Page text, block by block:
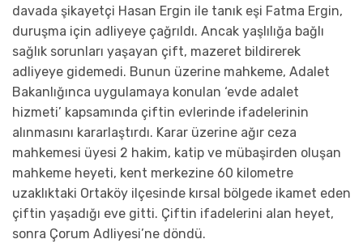
davada şikayetçi Hasan Ergin ile tanık eşi Fatma Ergin,
duruşma için adliyeye çağrıldı. Ancak yaşlılığa bağlı
sağlık sorunları yaşayan çift, mazeret bildirerek
adliyeye gidemedi. Bunun üzerine mahkeme, Adalet
Bakanlığınca uygulamaya konulan ‘evde adalet
hizmeti’ kapsamında çiftin evlerinde ifadelerinin
alınmasını kararlaştırdı. Karar üzerine ağır ceza
mahkemesi üyesi 2 hakim, katip ve mübaşirden oluşan
mahkeme heyeti, kent merkezine 60 kilometre
uzaklıktaki Ortaköy ilçesinde kırsal bölgede ikamet eden
çiftin yaşadığı eve gitti. Çiftin ifadelerini alan heyet,
sonra Çorum Adliyesi’ne döndü.